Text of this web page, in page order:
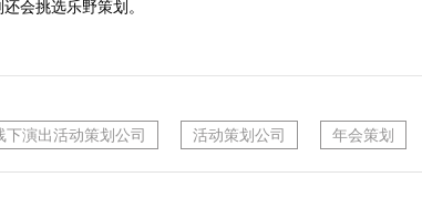
会挑选乐野策划。
下演出活动策划公司 活动策划公司 年会策划